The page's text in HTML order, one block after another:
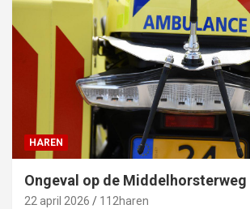
HAREN
Ongeval op de Middelhorsterweg
22 april 2026 112haren